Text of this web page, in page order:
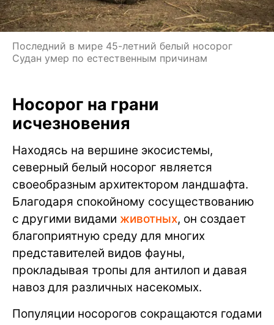
Последний в мире 45-летний белый носорог
Судан умер по естественным причинам
Носорог на грани
исчезновения
Находясь на вершине экосистемы,
северный белый носорог является
своеобразным архитектором ландшафта.
Благодаря спокойному сосуществованию
с другими видами животных, он создает
благоприятную среду для многих
представителей видов фауны,
прокладывая тропы для антилоп и давая
навоз для различных насекомых.
Популяции носорогов сокращаются годами